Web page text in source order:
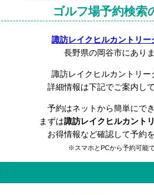
ゴルフ場予約検索
諏訪レイクヒルカントリー
長野県の岡谷市にありま
諏訪レイクヒルカントリー
詳細情報は下記でご案内して
予約はネットから簡単にで
まずは諏訪レイクヒルカント
お得情報など確認して予約
※スマホとPCから予約可能で